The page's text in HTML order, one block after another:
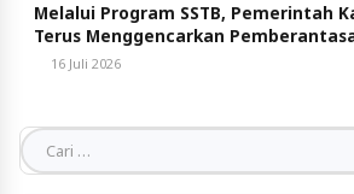
Melalui Program SSTB, Pemerintah
Terus Menggencarkan
16 Juli 2026
Cari untuk: